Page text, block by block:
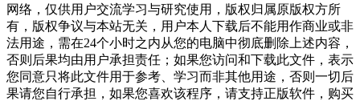
网络，仅供用户交流学习与研究使用，版权归属原版权方所
有，版权争议与本站无关，用户本人下载后不能用作商业或非
法用途，需在24个小时之内从您的电脑中彻底删除上述内容，
否则后果均由用户承担责任；如果您访问和下载此文件，表示
您同意只将此文件用于参考、学习而非其他用途，否则一切后
果请您自行承担，如果您喜欢该程序，请支持正版软件，购买